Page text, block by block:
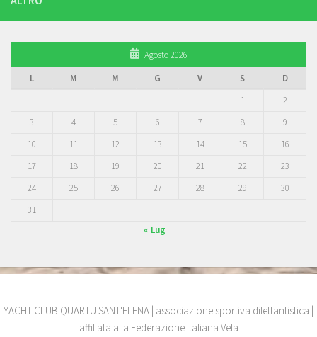
Agosto 2026
L
M M G V S
D
1
2
3
4 5 6 7 8
9
10
11 12 13 14 15
16
17
18 19 20 21 22
23
24
25 26 27 28 29
30
31
« Lug
YACHT CLUB QUARTU SANT'ELENA | associazione sportiva dilettantistica |
affiliata alla Federazione Italiana Vela